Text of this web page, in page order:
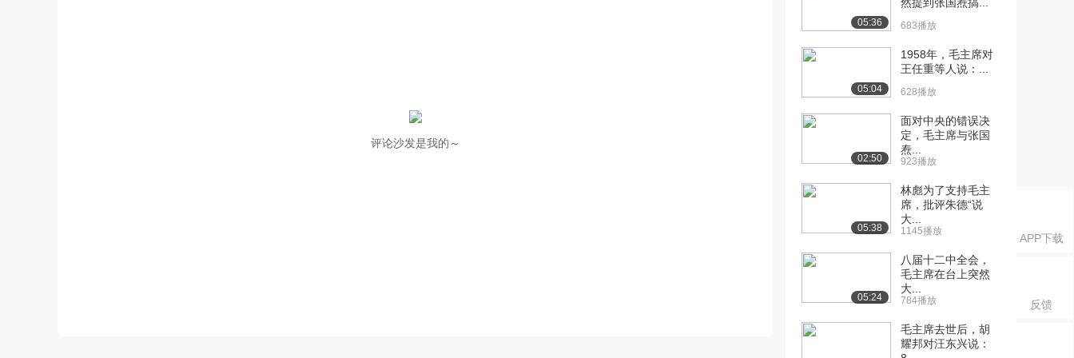
APP下载
反馈
评论沙发是我的～
05:36 683播放
05:04
1958年，毛主席对
王任重等人说：...
628播放
02:50
面对中央的错误决
定，毛主席与张国
焘...
923播放
05:38
林彪为了支持毛主
席，批评朱德“说
大...
1145播放
05:24
八届十二中全会，
毛主席在台上突然
大...
784播放
毛主席去世后，胡
耀邦对汪东兴说：